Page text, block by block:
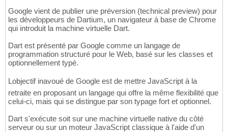
Google vient de publier une préversion (technical preview) pour
les développeurs de Dartium, un navigateur à base de Chrome
qui introduit la machine virtuelle Dart.
Dart est présenté par Google comme un langage de
programmation structuré pour le Web, basé sur les classes et
optionnellement typé.
Lobjectif inavoué de Google est de mettre JavaScript à la
retraite en proposant un langage qui offre la même flexibilité que
celui-ci, mais qui se distingue par son typage fort et optionnel.
Dart s'exécute soit sur une machine virtuelle native du côté
serveur ou sur un moteur JavaScript classique à l'aide d'un